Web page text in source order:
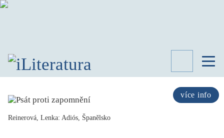
více info
SPISOVATELÉ
Reinerová, Lenka: Adiós, Španělsko